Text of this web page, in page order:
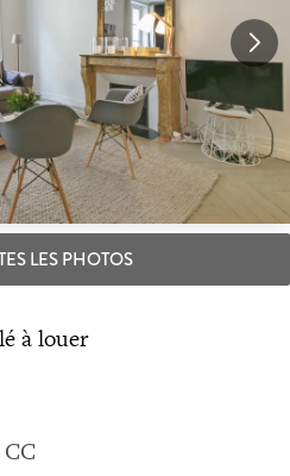
LES PHOTOS
à louer